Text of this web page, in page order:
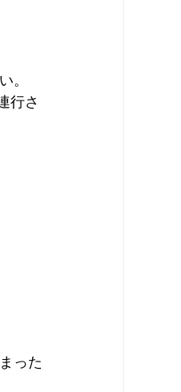
。
行さ
った